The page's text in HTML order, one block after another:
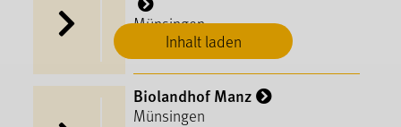
Inhalt laden
Münsingen
Biolandhof Manz
Münsingen